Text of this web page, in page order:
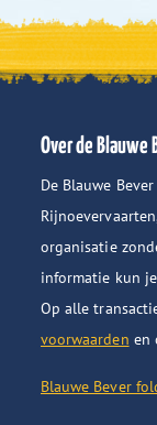
Over de Blauwe
De Blauwe
organisatie
informatie kun je
Op alle
voorwaarden en
Blauwe Bever